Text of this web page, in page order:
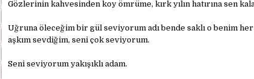
Gözlerinin kahvesinden koy ömrüme, kırk yılın hatırına sen
Uğruna öleceğim bir gül seviyorum adı bende saklı o benim
aşkım sevdiğim, seni çok seviyorum.
Seni seviyorum yakışıklı adam.